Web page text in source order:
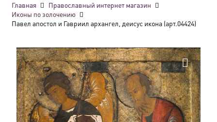
Главная
Православный интернет магазин
Иконы по золочению
Павел апостол и Гавриил архангел, деисус икона (арт.04424)